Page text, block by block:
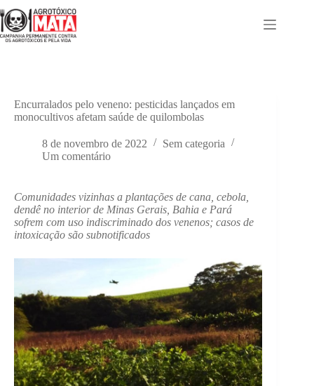
para
o
conteúdo
Encurralados pelo veneno: pesticidas lançados em
monocultivos afetam saúde de quilombolas
8 de novembro de 2022
Sem categoria
Um comentário
Comunidades vizinhas a plantações de cana, cebola,
dendê no interior de Minas Gerais, Bahia e Pará
sofrem com uso indiscriminado dos venenos; casos de
intoxicação são subnotificados